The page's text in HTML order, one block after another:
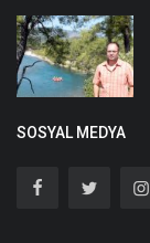
SOSYAL MEDYA